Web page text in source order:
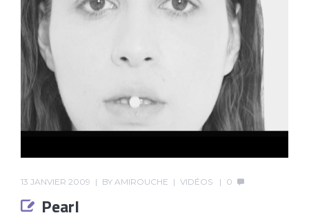
13 JANVIER 2009 BY AMIROUCHE VIDÉOS 0
Pearl